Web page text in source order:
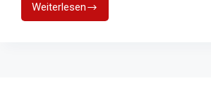
WeiterlesenVerkehrsunfall
–